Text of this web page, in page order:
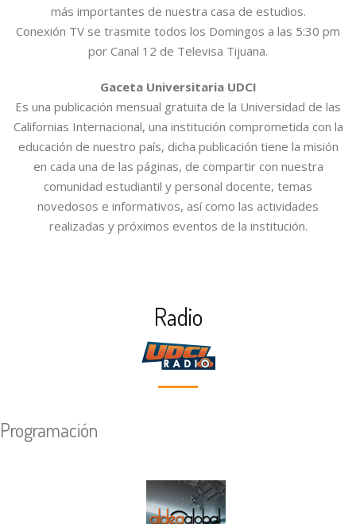
más importantes de nuestra casa de estudios.
Conexión TV se trasmite todos los Domingos a las 5:30 pm
por Canal 12 de Televisa Tijuana.
Gaceta Universitaria UDCI
Es una publicación mensual gratuita de la Universidad de las
Californias Internacional, una institución comprometida con la
educación de nuestro país, dicha publicación tiene la misión
en cada una de las páginas, de compartir con nuestra
comunidad estudiantil y personal docente, temas
novedosos e informativos, así como las actividades
realizadas y próximos eventos de la institución.
Radio
Programación